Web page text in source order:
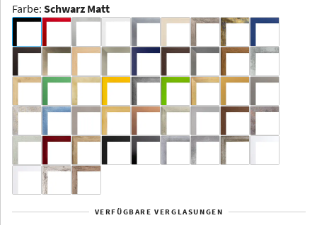
Rahmenloser
Bildhalter
Yukon
Farbe: Schwarz Matt
VERFÜGBARE VERGLASUNGEN